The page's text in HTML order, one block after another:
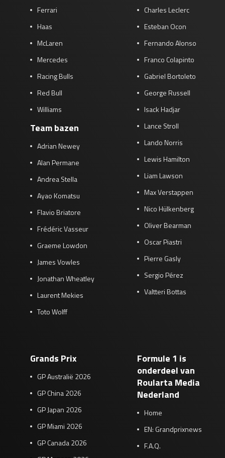
Race
zo 21:00 - 23:00
zo 05:00 - 07:00
GP QATAR 2026 27 - 29 nov
Kwalificatie
za 19:00 - 20:00
zo 17:00 - 19:00
Ferrari
Haas
McLaren
Mercedes
Racing Bulls
Red Bull
Williams
Team bazen
Adrian Newey
Alan Permane
Andrea Stella
Ayao Komatsu
Flavio Briatore
Frédéric Vasseur
Graeme Lowdon
James Vowles
Jonathan Wheatley
Laurent Mekies
Toto Wolff
Charles Leclerc
Esteban Ocon
Fernando Alonso
Franco Colapinto
Gabriel Bortoleto
George Russell
Isack Hadjar
Lance Stroll
Lando Norris
Lewis Hamilton
Liam Lawson
Max Verstappen
Nico Hülkenberg
Oliver Bearman
Oscar Piastri
Pierre Gasly
Sergio Pérez
Valtteri Bottas
Grands Prix
GP Australië 2026
GP China 2026
GP Japan 2026
GP Miami 2026
GP Canada 2026
Formule 1 is
onderdeel van
Roularta Media
Nederland
Home
EN: Grandprixnews
F.A.Q.